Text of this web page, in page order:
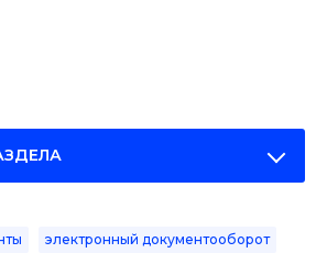
электронный документооборот